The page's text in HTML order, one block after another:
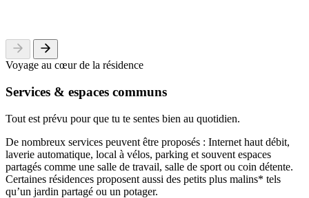
Voyage au cœur de la résidence
Services & espaces communs
Tout est prévu pour que tu te sentes bien au quotidien.
De nombreux services peuvent être proposés : Internet haut débit,
laverie automatique, local à vélos, parking et souvent espaces
partagés comme une salle de travail, salle de sport ou coin détente.
Certaines résidences proposent aussi des petits plus malins* tels
qu’un jardin partagé ou un potager.